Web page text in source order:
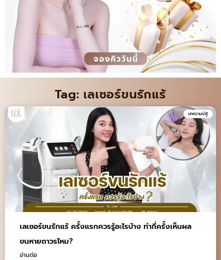
Tag: เลเซอร์ขนรักแร้
บทความน่ารู้
เลเซอร์ขนรักแร้ ครั้งแรกควรรู้อะไรบ้าง ทำกี่ครั้งเห็นผล
ขนหายถาวรไหม?
อ่านต่อ